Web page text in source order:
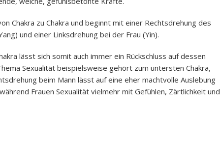
Chakra zu Chakra und beginnt mit einer Rechtsdrehung des
und einer Linksdrehung bei der Frau (Yin).
lässt sich somit auch immer ein Rückschluss auf dessen
Sexualität beispielsweise gehört zum untersten Chakra,
beim Mann lässt auf eine eher machtvolle Auslebung
Frauen Sexualität vielmehr mit Gefühlen, Zärtlichkeit und